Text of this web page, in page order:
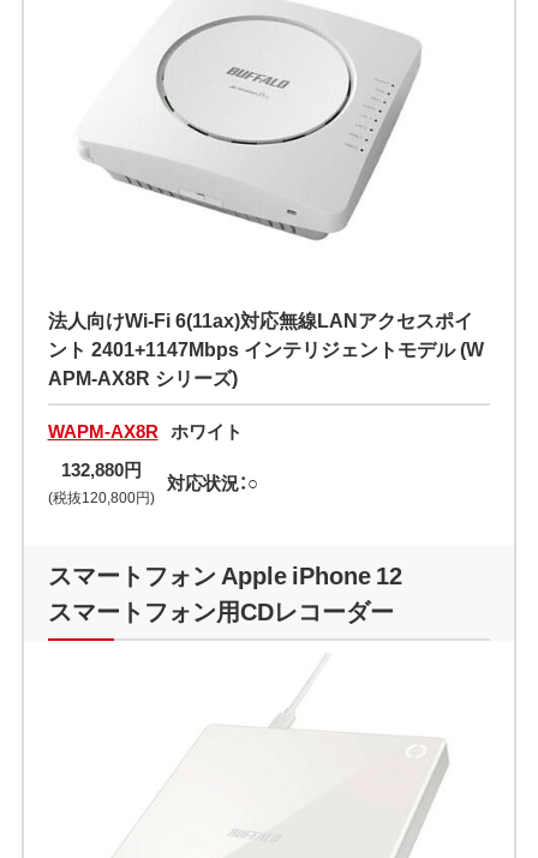
法人向けWi-Fi 6(11ax)対応無線LANアクセスポイ
ント 2401+1147Mbps インテリジェントモデル (W
APM-AX8R シリーズ)
WAPM-AX8R ホワイト
132,880円
(税抜120,800円)
対応状況：○
スマートフォン Apple iPhone 12
スマートフォン用CDレコーダー